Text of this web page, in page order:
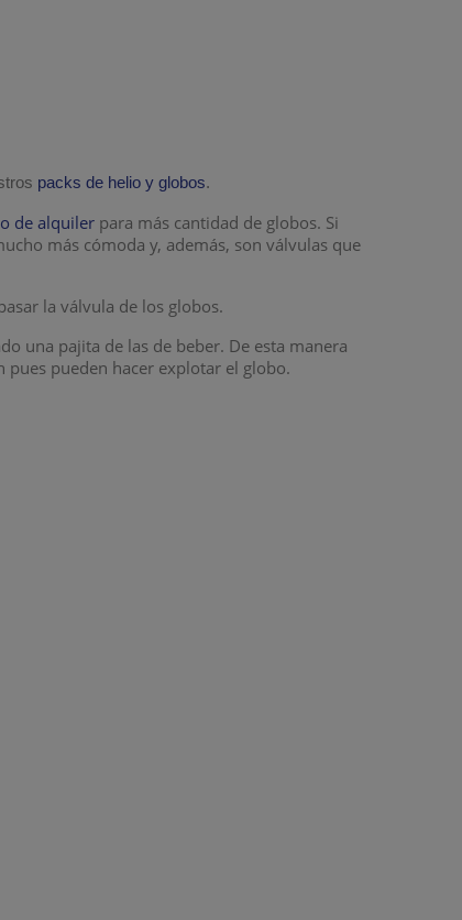
packs de helio y globos.
de alquiler para más cantidad de globos. Si
más cómoda y, además, son válvulas que
la válvula de los globos.
una pajita de las de beber. De esta manera
pueden hacer explotar el globo.